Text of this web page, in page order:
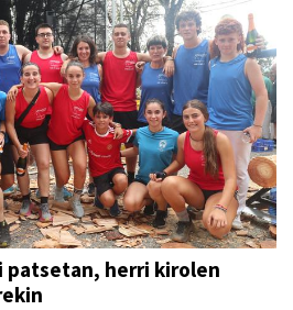
patsetan, herri kirolen